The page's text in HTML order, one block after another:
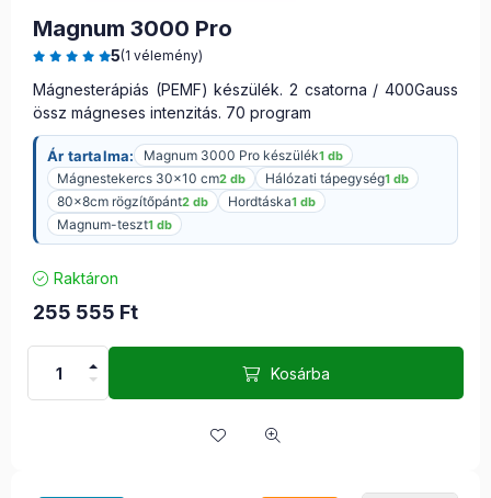
Magnum 3000 Pro
5(1 vélemény)
Mágnesterápiás (PEMF) készülék. 2 csatorna / 400Gauss
össz mágneses intenzitás. 70 program
Ár tartalma: Magnum 3000 Pro készülék1 db
Mágnestekercs 30×10 cm2 db Hálózati tápegység1 db
80x8cm rögzítőpánt2 db Hordtáska1 db
Magnum-teszt1 db
Raktáron
255 555 Ft
Kosárba